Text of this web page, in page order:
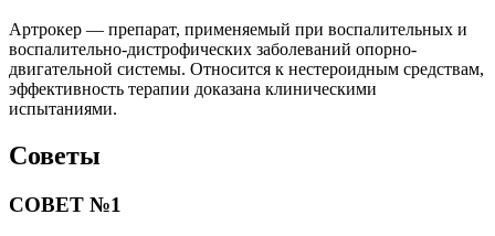
Артрокер — препарат, применяемый при воспалительных и
воспалительно-дистрофических заболеваний опорно-
двигательной системы. Относится к нестероидным средствам,
эффективность терапии доказана клиническими
испытаниями.
Советы
СОВЕТ №1